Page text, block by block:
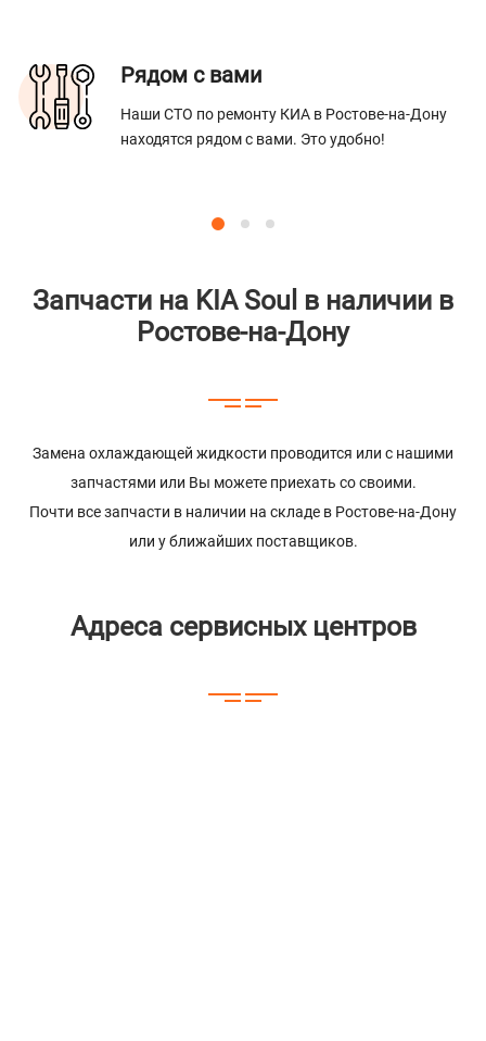
Рядом с вами
Наши СТО по ремонту КИА в Ростове-на-Дону
находятся рядом с вами. Это удобно!
Запчасти на KIA Soul в наличии в
Ростове-на-Дону
Замена охлаждающей жидкости проводится или с нашими
запчастями или Вы можете приехать со своими.
Почти все запчасти в наличии на складе в Ростове-на-Дону
или у ближайших поставщиков.
Адреса сервисных центров